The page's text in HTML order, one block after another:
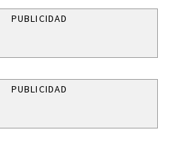
PUBLICIDAD
PUBLICIDAD